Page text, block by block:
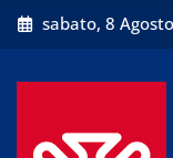
Skip
to
sabato, 8